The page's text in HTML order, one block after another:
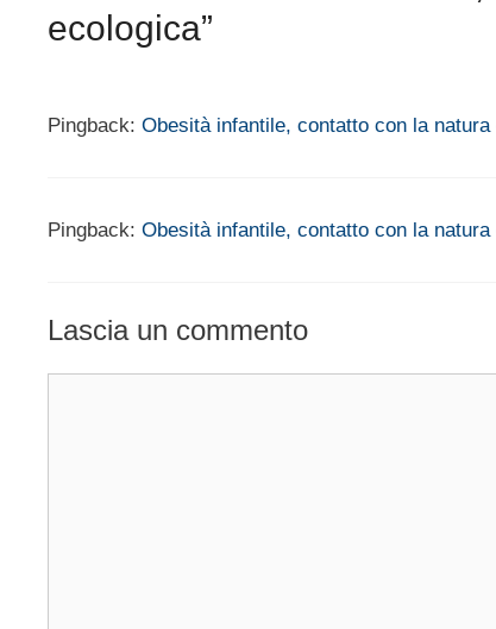
ecologica”
Pingback: Obesità infantile, contatto con la
Pingback: Obesità infantile, contatto con la
Lascia un commento